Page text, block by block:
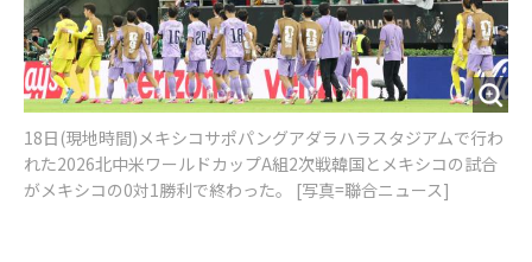
18日(現地時間)メキシコサポパングアダラハラスタジアムで行わ
れた2026北中米ワールドカップA組2次戦韓国とメキシコの試合
がメキシコの0対1勝利で終わった。 [写真=聯合ニュース]